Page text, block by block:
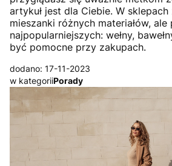
artykuł jest dla Ciebie. W
mieszanki różnych materiałów,
najpopularniejszych: wełny,
być pomocne przy zakupach.
dodano: 17-11-2023
w kategoriiPorady